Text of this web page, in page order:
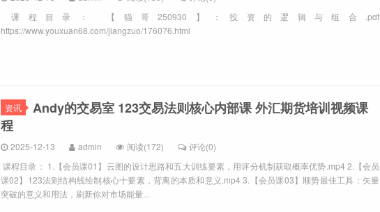
课程目录： 【猫哥250930】：投资的逻辑与组合.pdf
https://www.youxuan68.com/jiangzuo/176076.html
资讯
Andy的交易室 123交易法则核心内部课 外汇期货培训视频课
程
2025-12-13 admin 阅读(172)
评论(0)
课程目录： 1.【会员课01】云图的设计思路和五大训练要素，用评分机制获取概率优势.mp4 2.【会员
课02】123法则结构线绘制核心十要素，背离的本质和意义.mp4 3.【会员课03】顺势最佳工具：矢量
突破的意义和用法，刷新你对市场能量...